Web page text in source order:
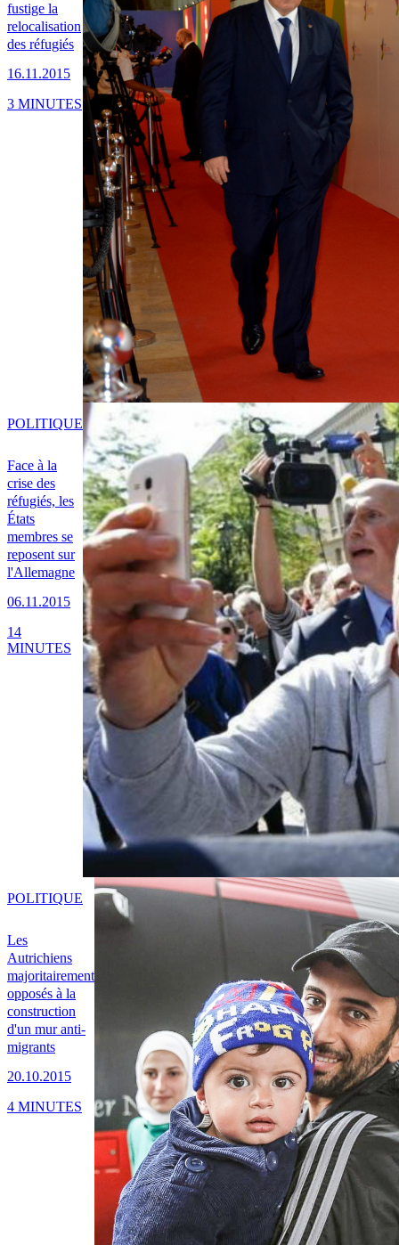
fustige la
relocalisation
des réfugiés
16.11.2015
3 MINUTES
Face à la
crise des
réfugiés, les
États
membres se
reposent sur
l'Allemagne
06.11.2015
POLITIQUE
14
MINUTES
Les
Autrichiens
majoritairement
opposés à la
construction
d'un mur anti-
migrants
20.10.2015
POLITIQUE
4 MINUTES